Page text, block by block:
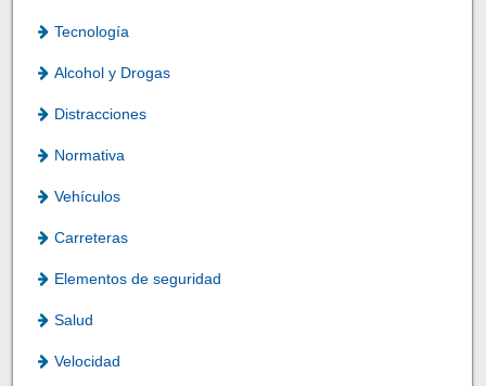
Tecnología
Alcohol y Drogas
Distracciones
Normativa
Vehículos
Carreteras
Elementos de seguridad
Salud
Velocidad